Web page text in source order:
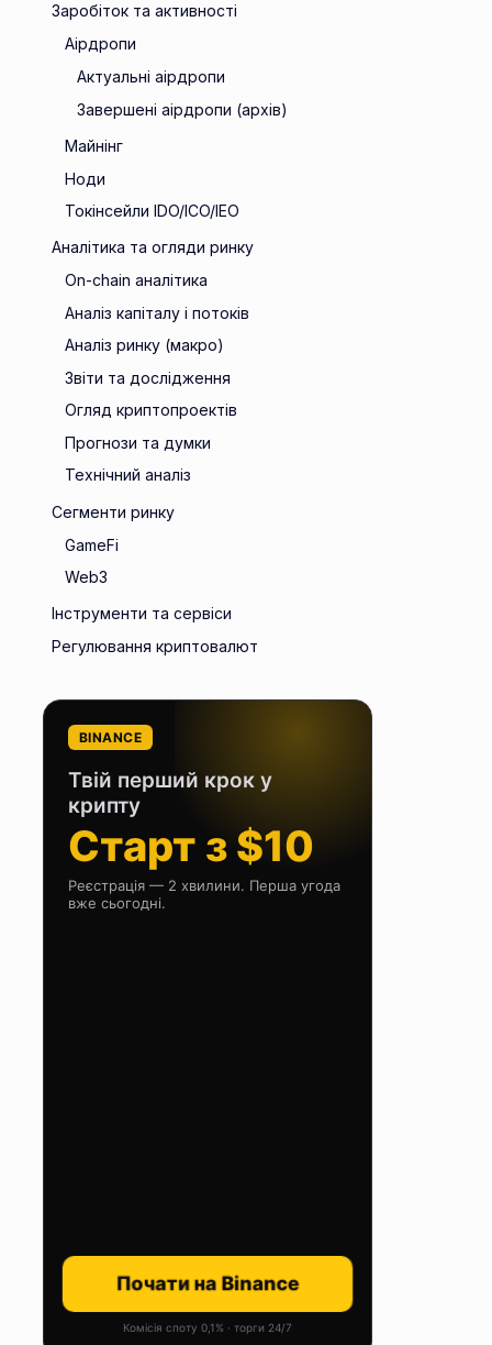
Заробіток та активності
Аірдропи
Актуальні аірдропи
Завершені аірдропи (архів)
Майнінг
Ноди
Токінсейли IDO/ICO/IEO
Аналітика та огляди ринку
On-chain аналітика
Аналіз капіталу і потоків
Аналіз ринку (макро)
Звіти та дослідження
Огляд криптопроектів
Прогнози та думки
Технічний аналіз
Сегменти ринку
GameFi
Web3
Інструменти та сервіси
Регулювання криптовалют
BINANCE
Твій перший крок у
крипту
Старт з $10
Реєстрація — 2 хвилини. Перша угода
вже сьогодні.
Почати на Binance
Комісія споту 0,1% · торги 24/7